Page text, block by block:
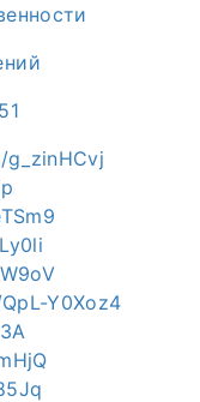
Y0Xoz4